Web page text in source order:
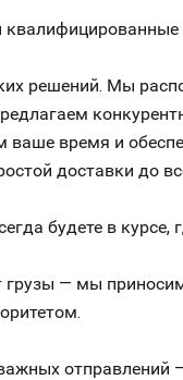
решений. Мы
время и
доставки до
будете в курсе,
— мы
отправлений